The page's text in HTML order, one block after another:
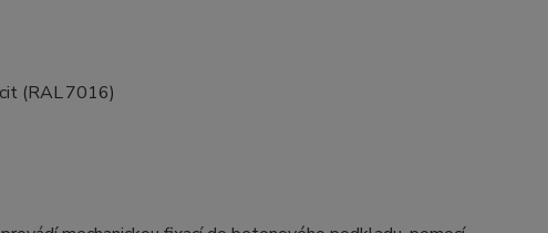
(RAL 7016)